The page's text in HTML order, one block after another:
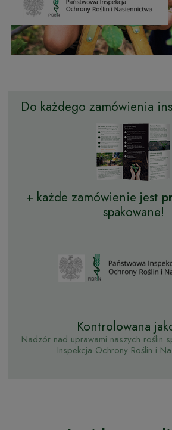
Do każdego zamówienia
+ każde zamówienie jest
spakowane!
Kontrolowana
Nadzór nad uprawami naszych roślin
Inspekcja Ochrony Roślin i